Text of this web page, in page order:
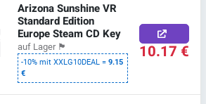
Arizona Sunshine VR
Standard Edition
Europe Steam CD Key
auf Lager 🏴
-10% mit XXLG10DEAL =9.15
€
10.17 €